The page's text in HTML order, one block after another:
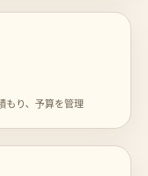
もり、予算を管理